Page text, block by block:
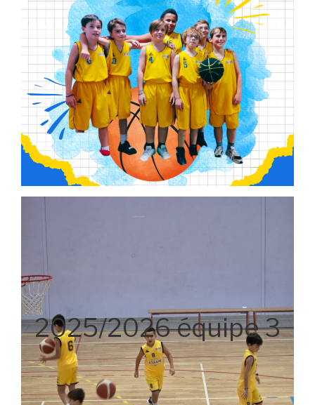
2025/2026 équipe 3